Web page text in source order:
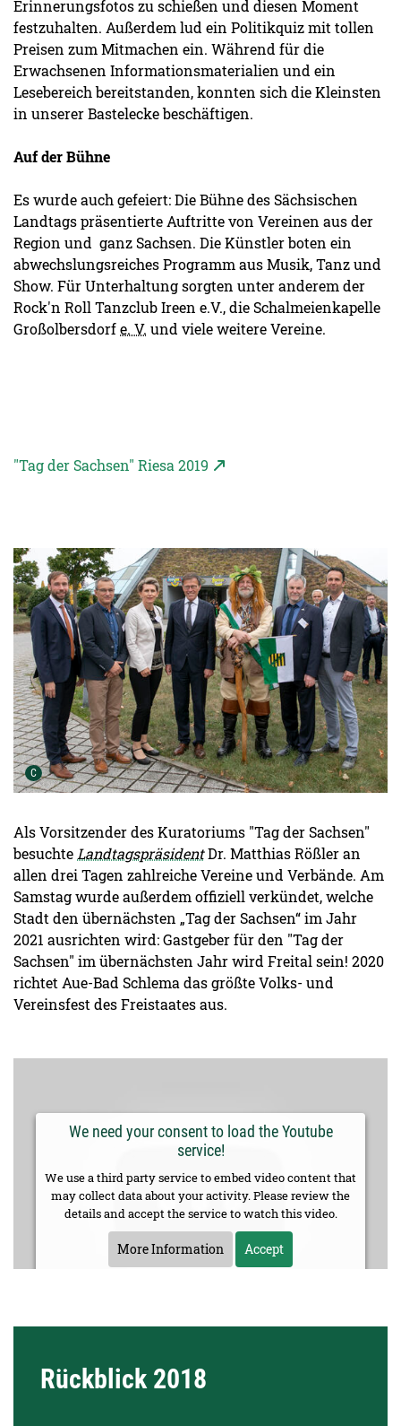
Erinnerungsfotos zu schießen und diesen Moment
festzuhalten. Außerdem lud ein Politikquiz mit tollen
Preisen zum Mitmachen ein. Während für die
Erwachsenen Informationsmaterialien und ein
Lesebereich bereitstanden, konnten sich die Kleinsten
in unserer Bastelecke beschäftigen.
Auf der Bühne
Es wurde auch gefeiert: Die Bühne des Sächsischen
Landtags präsentierte Auftritte von Vereinen aus der
Region und ganz Sachsen. Die Künstler boten ein
abwechslungsreiches Programm aus Musik, Tanz und
Show. Für Unterhaltung sorgten unter anderem der
Rock'n Roll Tanzclub Ireen e.V., die Schalmeienkapelle
Großolbersdorfe. V. und viele weitere Vereine.
"Tag der Sachsen" Riesa 2019
C Urheber der Grafik:
Als Vorsitzender des Kuratoriums "Tag der Sachsen"
besuchte LandtagspräsidentDr. Matthias Rößler an
allen drei Tagen zahlreiche Vereine und Verbände. Am
Samstag wurde außerdem offiziell verkündet, welche
Stadt den übernächsten „Tag der Sachsen“ im Jahr
2021 ausrichten wird: Gastgeber für den "Tag der
Sachsen" im übernächsten Jahr wird Freital sein! 2020
richtet Aue-Bad Schlema das größte Volks- und
Vereinsfest des Freistaates aus.
We need your consent to load the Youtube
service!
We use a third party service to embed video content that
may collect data about your activity. Please review the
details and accept the service to watch this video.
More Information Accept
Rückblick 2018